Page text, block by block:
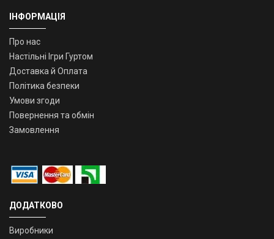
ІНФОРМАЦІЯ
Про нас
Настільні Ігри Гуртом
Доставка й Оплата
Політика безпеки
Умови згоди
Повернення та обмін
Замовлення
ДОДАТКОВО
Виробники